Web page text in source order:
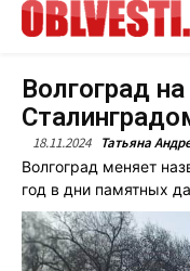
Волгоград
18.11.2024 Татьяна
Волгоград меняет
год в дни памятных